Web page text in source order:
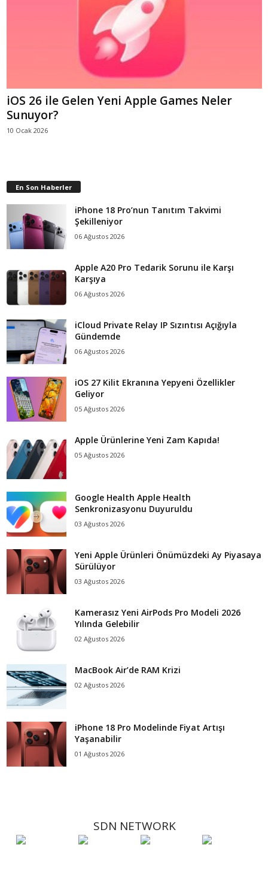
iOS 26 ile Gelen Yeni Apple Games Neler
Sunuyor?
10 Ocak 2026
En Son Haberler
iPhone 18 Pro’nun Tanıtım Takvimi
Şekilleniyor
06 Ağustos 2026
Apple A20 Pro Tedarik Sorunu ile Karşı
Karşıya
06 Ağustos 2026
iCloud Private Relay IP Sızıntısı Açığıyla
Gündemde
06 Ağustos 2026
iOS 27 Kilit Ekranına Yepyeni Özellikler
Geliyor
05 Ağustos 2026
Apple Ürünlerine Yeni Zam Kapıda!
05 Ağustos 2026
Google Health Apple Health
Senkronizasyonu Duyuruldu
03 Ağustos 2026
Yeni Apple Ürünleri Önümüzdeki Ay Piyasaya
Sürülüyor
03 Ağustos 2026
Kamerasız Yeni AirPods Pro Modeli 2026
Yılında Gelebilir
02 Ağustos 2026
MacBook Air’de RAM Krizi
02 Ağustos 2026
iPhone 18 Pro Modelinde Fiyat Artışı
Yaşanabilir
01 Ağustos 2026
SDN NETWORK